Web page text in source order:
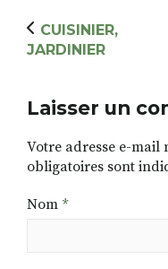
CUISINIER,
JARDINIER
Laisser un
Votre adresse e-mail
obligatoires sont
Nom *